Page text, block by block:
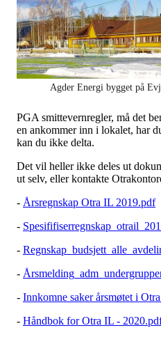
Agder Energi bygget på
PGA smittevernregler, må det
en ankommer inn i lokalet, har
kan du ikke delta.
Det vil heller ikke deles ut
ut selv, eller kontakte
- Årsregnskap Otra IL 2019.pdf
-
-
-
- Innkomne saker årsmøtet i
- Håndbok for Otra IL -